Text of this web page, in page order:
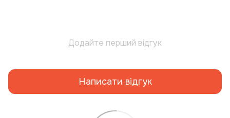
Додайте перший відгук
Написати відгук